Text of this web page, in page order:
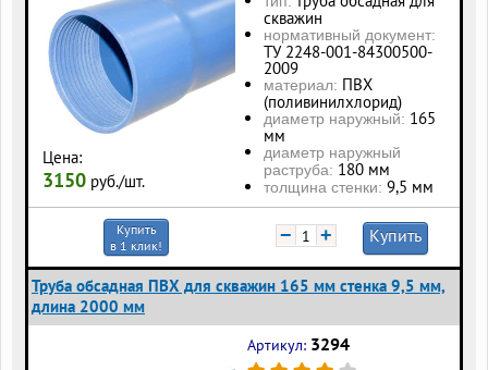
Цена:
3150 руб./шт.
скважин
нормативный документ:
ТУ 2248-001-84300500-
2009
материал: ПВХ
(поливинилхлорид)
диаметр наружный: 165
мм
диаметр наружный
раструба: 180 мм
толщина стенки: 9,5 мм
Купить
в 1 клик!
− + Купить
Труба обсадная ПВХ для скважин 165 мм стенка 9,5 мм,
длина 2000 мм
Артикул: 3294